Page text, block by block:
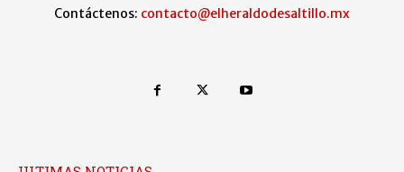
Contáctenos: contacto@elheraldodesaltillo.mx